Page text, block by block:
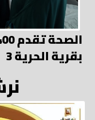
بقرية الحرية 3